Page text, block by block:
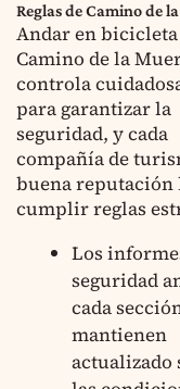
Reglas de Camino de
Andar en bicicleta
Camino de la
controla
para garantizar la
seguridad, y cada
compañía de
buena reputación
cumplir reglas
Los
seguridad
cada
mantienen
actualizado